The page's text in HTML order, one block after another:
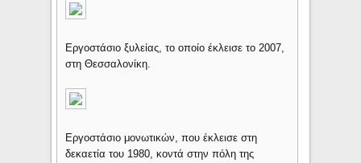
Εργοστάσιο ξυλείας, το οποίο έκλεισε το 2007,
στη Θεσσαλονίκη.
Εργοστάσιο μονωτικών, που έκλεισε στη
δεκαετία του 1980, κοντά στην πόλη της